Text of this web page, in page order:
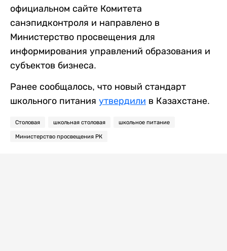
официальном сайте Комитета
санэпидконтроля и направлено в
Министерство просвещения для
информирования управлений образования и
субъектов бизнеса.
Ранее сообщалось, что новый стандарт
школьного питания утвердили в Казахстане.
Столовая школьная столовая школьное питание
Министерство просвещения РК